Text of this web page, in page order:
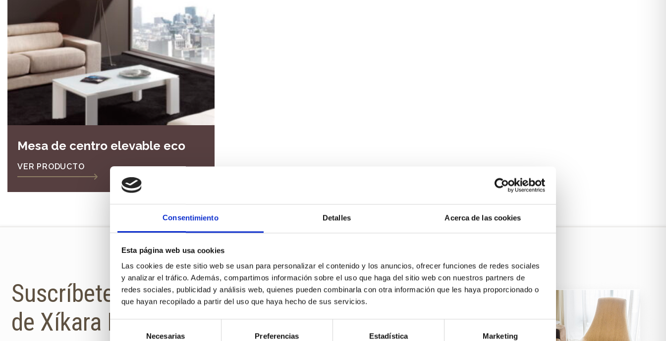
Consentimiento Detalles Acerca de las cookies
Esta página web usa cookies
Las cookies de este sitio web se usan para personalizar el contenido y los anuncios, ofrecer funciones de redes sociales
y analizar el tráfico. Además, compartimos información sobre el uso que haga del sitio web con nuestros partners de
redes sociales, publicidad y análisis web, quienes pueden combinarla con otra información que les haya proporcionado o
que hayan recopilado a partir del uso que haya hecho de sus servicios.
Necesarias Preferencias Estadística Marketing
Mesa de centro elevable eco
VER PRODUCTO
Suscríbete a la newsletter
de Xíkara Interiores